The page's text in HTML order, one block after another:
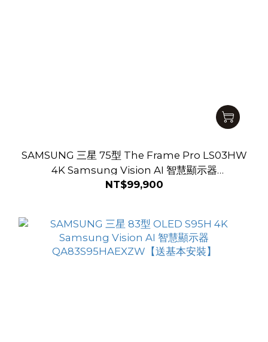
SAMSUNG 三星 75型 The Frame Pro LS03HW
4K Samsung Vision AI 智慧顯示器
QA75LS03HWXXZW【送基本安裝】
NT$99,900